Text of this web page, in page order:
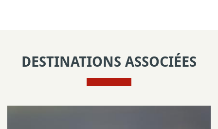
DESTINATIONS ASSOCIÉES